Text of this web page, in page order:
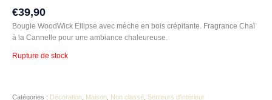
€39,90
Bougie WoodWick Ellipse avec mèche en bois crépitante. Fragrance Chaï
à la Cannelle pour une ambiance chaleureuse.
Rupture de stock
Catégories : Décoration Maison Non classé Senteurs d'intérieur